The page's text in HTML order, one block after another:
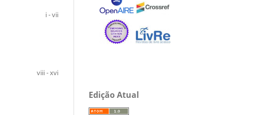
i - vii
viii - xvi
Edição Atual